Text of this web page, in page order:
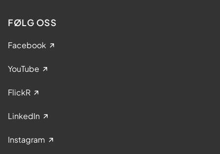
FØLG OSS
Facebook
YouTube
FlickR
LinkedIn
Instagram